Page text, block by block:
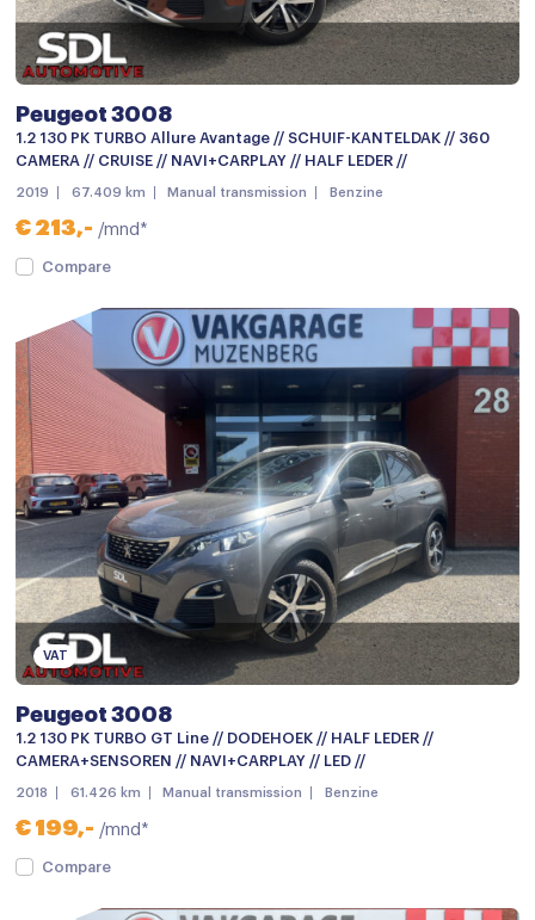
Buitenspiegels verwarmbaar
Centrale deurvergrendeling met afstandsbediening
Dimlichten automatisch
Getint glas
Grootlichtassistent
LED dagrijverlichting
Lichtmetalen velgen
mistlampen voor
Panoramadak
Parkeer assistent
Parkeersensor achter
Parkeersensoren
Parkeersensor voor
Schuif-/kanteldak
Android auto
Apple carplay
Bluetooth telefoonvoorbereiding
Peugeot 3008
1.2 130 PK TURBO Allure Avantage // SCHUIF-KANTELDAK // 360
CAMERA // CRUISE // NAVI+CARPLAY // HALF LEDER //
2019 67.409 km Manual transmission Benzine
€ 213,- /mnd*
Compare
VAT
Peugeot 3008
1.2 130 PK TURBO GT Line // DODEHOEK // HALF LEDER //
CAMERA+SENSOREN // NAVI+CARPLAY // LED //
2018 61.426 km Manual transmission Benzine
€ 199,- /mnd*
Compare